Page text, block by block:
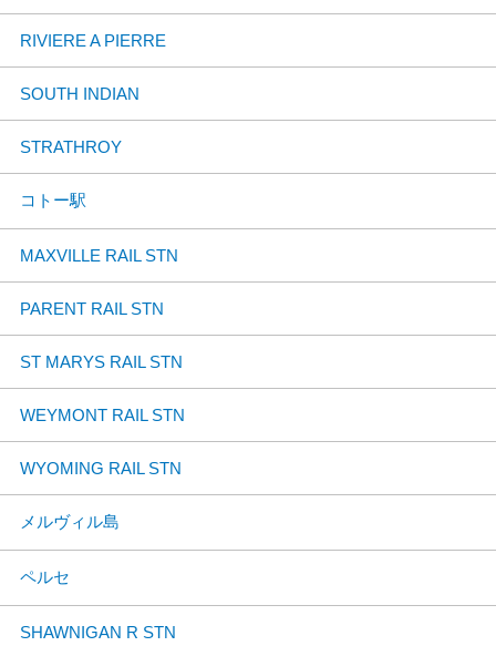
RIVIERE A PIERRE
SOUTH INDIAN
STRATHROY
コトー駅
MAXVILLE RAIL STN
PARENT RAIL STN
ST MARYS RAIL STN
WEYMONT RAIL STN
WYOMING RAIL STN
メルヴィル島
ペルセ
SHAWNIGAN R STN